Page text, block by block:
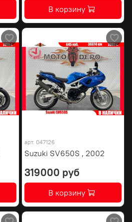
В корзину
арт. 047126
Suzuki SV650S , 2002
319000 руб
В корзину